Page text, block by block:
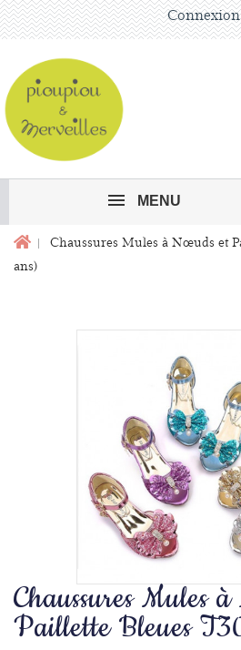
Connexion
MENU
Chaussures Mules à Nœuds et
ans)
Chaussures Mules
Paillette Bleues